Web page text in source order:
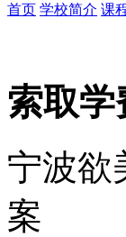
首页 学校简介 课
索取学
宁波欲
案